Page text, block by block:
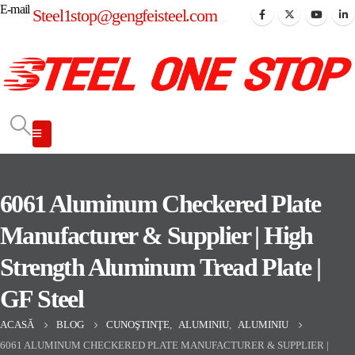
E-mail Steel1stop@gengfeisteel.com
6061 Aluminum Checkered Plate
Manufacturer & Supplier | High
Strength Aluminum Tread Plate |
GF Steel
ACASĂ BLOG CUNOŞTINŢE ALUMINIU
ALUMINIU
6061 ALUMINUM CHECKERED PLATE MANUFACTURER & SUPPLIER |